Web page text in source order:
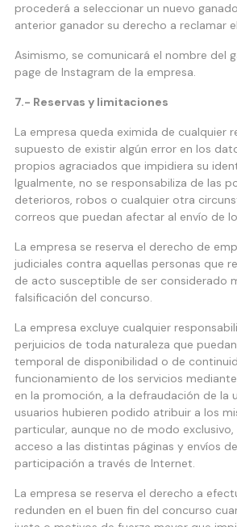
procederá a seleccionar un nuevo
anterior ganador su derecho a reclamar
Asimismo, se comunicará el nombre del
page de Instagram de la empresa.
7.- Reservas y limitaciones
La empresa queda eximida de cualquier
supuesto de existir algún error en los
propios agraciados que impidiera su
Igualmente, no se responsabiliza de las
deterioros, robos o cualquier otra
correos que puedan afectar al envío de
La empresa se reserva el derecho de
judiciales contra aquellas personas que
de acto susceptible de ser considerado
falsificación del concurso.
La empresa excluye cualquier
perjuicios de toda naturaleza que
temporal de disponibilidad o de
funcionamiento de los servicios
en la promoción, a la defraudación de la
usuarios hubieren podido atribuir a los
particular, aunque no de modo exclusivo,
acceso a las distintas páginas y envíos
participación a través de Internet.
La empresa se reserva el derecho a
redunden en el buen fin del concurso